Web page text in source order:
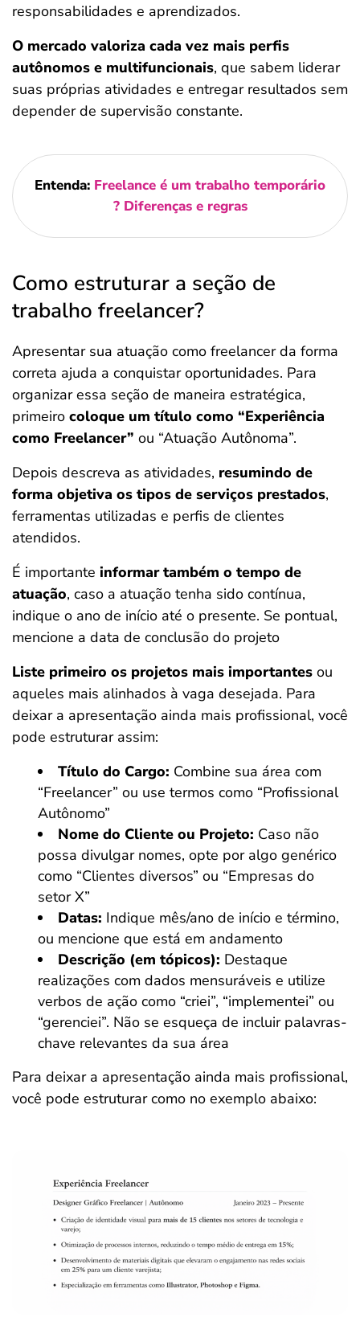
responsabilidades e aprendizados.
O mercado valoriza cada vez mais perfis
autônomos e multifuncionais, que sabem liderar
suas próprias atividades e entregar resultados sem
depender de supervisão constante.
Entenda: Freelance é um trabalho temporário​
? Diferenças e regras
Como estruturar a seção de
trabalho freelancer?
Apresentar sua atuação como freelancer da forma
correta ajuda a conquistar oportunidades. Para
organizar essa seção de maneira estratégica,
primeiro coloque um título como “Experiência
como Freelancer” ou “Atuação Autônoma”.
Depois descreva as atividades, resumindo de
forma objetiva os tipos de serviços prestados,
ferramentas utilizadas e perfis de clientes
atendidos.
É importante informar também o tempo de
atuação, caso a atuação tenha sido contínua,
indique o ano de início até o presente. Se pontual,
mencione a data de conclusão do projeto
Liste primeiro os projetos mais importantes ou
aqueles mais alinhados à vaga desejada. Para
deixar a apresentação ainda mais profissional, você
pode estruturar assim:
Título do Cargo: Combine sua área com
“Freelancer” ou use termos como “Profissional
Autônomo”
Nome do Cliente ou Projeto: Caso não
possa divulgar nomes, opte por algo genérico
como “Clientes diversos” ou “Empresas do
setor X”
Datas: Indique mês/ano de início e término,
ou mencione que está em andamento
Descrição (em tópicos): Destaque
realizações com dados mensuráveis e utilize
verbos de ação como “criei”, “implementei” ou
“gerenciei”. Não se esqueça de incluir palavras-
chave relevantes da sua área
Para deixar a apresentação ainda mais profissional,
você pode estruturar como no exemplo abaixo: